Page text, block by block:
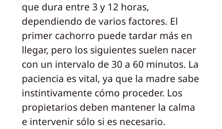
que dura entre 3 y 12 horas,
dependiendo de varios factores. El
primer cachorro puede tardar más en
llegar, pero los siguientes suelen nacer
con un intervalo de 30 a 60 minutos. La
paciencia es vital, ya que la madre sabe
instintivamente cómo proceder. Los
propietarios deben mantener la calma
e intervenir sólo si es necesario.